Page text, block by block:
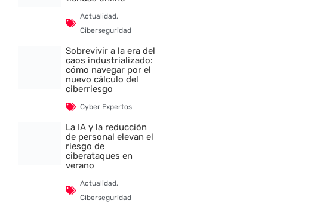
Actualidad,
Ciberseguridad
Sobrevivir a la era del
caos industrializado:
cómo navegar por el
nuevo cálculo del
ciberriesgo
Cyber Expertos
La IA y la reducción
de personal elevan el
riesgo de
ciberataques en
verano
Actualidad,
Ciberseguridad